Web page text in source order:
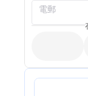
電郵